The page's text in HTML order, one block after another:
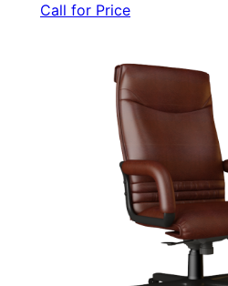
Call for Price